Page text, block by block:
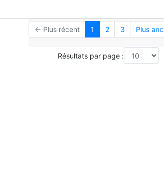
← Plus récent 1 2 3 Plus
Résultats par page :